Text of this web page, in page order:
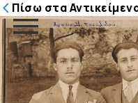
Μετάβαση
στο
περιεχόμενο
Πίσω στα